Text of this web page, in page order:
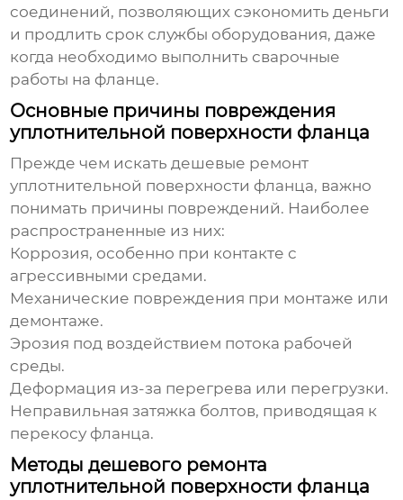
соединений, позволяющих сэкономить деньги
и продлить срок службы оборудования, даже
когда необходимо выполнить сварочные
работы на фланце.
Основные причины повреждения
уплотнительной поверхности фланца
Прежде чем искатьдешевые ремонт
уплотнительной поверхности фланца, важно
понимать причины повреждений. Наиболее
распространенные из них:
Коррозия, особенно при контакте с
агрессивными средами.
Механические повреждения при монтаже или
демонтаже.
Эрозия под воздействием потока рабочей
среды.
Деформация из-за перегрева или перегрузки.
Неправильная затяжка болтов, приводящая к
перекосу фланца.
Методы дешевого ремонта
уплотнительной поверхности фланца